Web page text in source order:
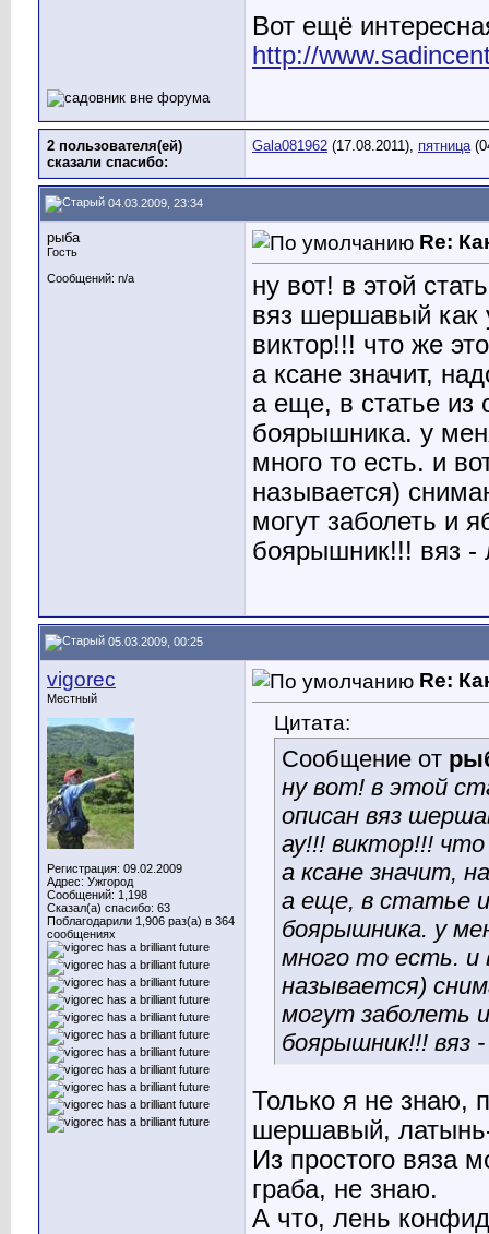
Вот ещё
http://
2 пользователя(ей)
сказали cпасибо:
Gala081962 (17.08.2011), пятница
04.03.2009, 23:34
рыба
Гость
Сообщений: n/a
Re:
ну вот! в этой
вяз шершавый как
виктор!!! что же
а ксане значит,
а еще, в статье из
боярышника. у
много то есть. и
называется)
могут заболеть и
боярышник!!! вяз -
05.03.2009, 00:25
vigorec
Местный
Регистрация: 09.02.2009
Адрес: Ужгород
Сообщений: 1,198
Сказал(а) спасибо: 63
Поблагодарили 1,906 раз(а) в 364
сообщениях
Re:
Цитата:
Сообщение от
ну вот! в этой
описан вяз
ау!!! виктор!!!
а ксане значит,
а еще, в статье
боярышника. у
много то есть. и
называется)
могут заболеть
боярышник!!! вяз
Только я не знаю,
шершавый,
Из простого вяза
граба, не знаю.
А что, лень